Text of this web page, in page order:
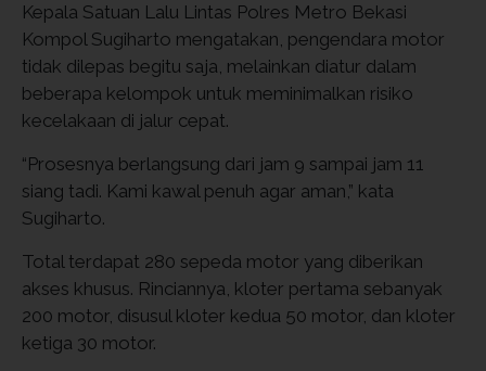
Kepala Satuan Lalu Lintas Polres Metro Bekasi
Kompol Sugiharto mengatakan, pengendara motor
tidak dilepas begitu saja, melainkan diatur dalam
beberapa kelompok untuk meminimalkan risiko
kecelakaan di jalur cepat.
“Prosesnya berlangsung dari jam 9 sampai jam 11
siang tadi. Kami kawal penuh agar aman,” kata
Sugiharto.
Total terdapat 280 sepeda motor yang diberikan
akses khusus. Rinciannya, kloter pertama sebanyak
200 motor, disusul kloter kedua 50 motor, dan kloter
ketiga 30 motor.